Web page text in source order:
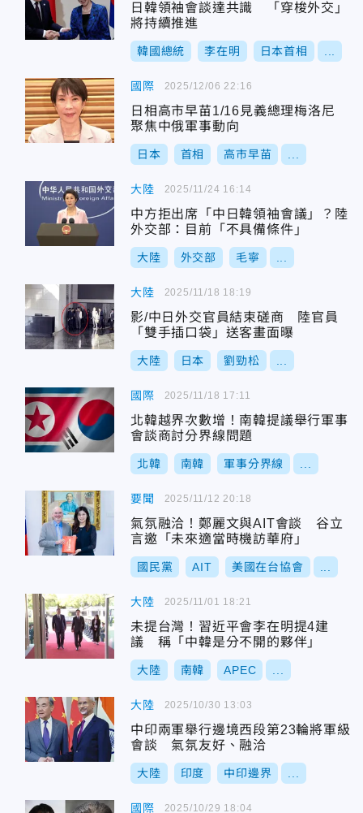
日韓領袖會談達共識 「穿梭外交」
將持續推進
韓國總統 李在明 日本首相
國際
日相高市早苗1/16見義總理梅洛尼
聚焦中俄軍事動向
日本 首相 高市早苗
2025/12/06 22:16
大陸
中方拒出席「中日韓領袖會議」？陸
外交部：目前「不具備條件」
大陸 外交部 毛寧
2025/11/24 16:14
大陸
影/中日外交官員結束磋商 陸官員
「雙手插口袋」送客畫面曝
大陸 日本 劉勁松
2025/11/18 18:19
國際
北韓越界次數增！南韓提議舉行軍事
會談商討分界線問題
北韓 南韓 軍事分界線
2025/11/18 17:11
要聞
氣氛融洽！鄭麗文與AIT會談 谷立
言邀「未來適當時機訪華府」
國民黨 AIT 美國在台協會
2025/11/12 20:18
大陸
未提台灣！習近平會李在明提4建
議 稱「中韓是分不開的夥伴」
大陸 南韓 APEC
2025/11/01 18:21
大陸
中印兩軍舉行邊境西段第23輪將軍級
會談 氣氛友好、融洽
大陸 印度 中印邊界
2025/10/30 13:03
國際 2025/10/29 18:04